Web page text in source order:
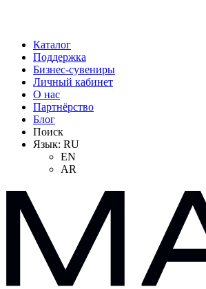
Каталог
Поддержка
Бизнес-сувениры
Личный кабинет
О нас
Партнёрство
Блог
Поиск
Язык: RU
EN
AR